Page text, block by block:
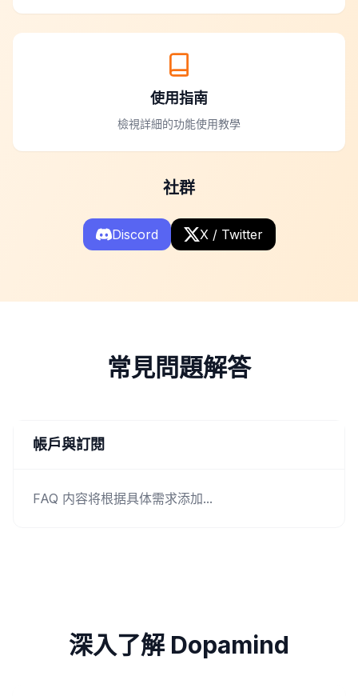
使用指南
檢視詳細的功能使用教學
社群
Discord X / Twitter
常見問題解答
帳戶與訂閱
FAQ 内容将根据具体需求添加...
深入了解 Dopamind